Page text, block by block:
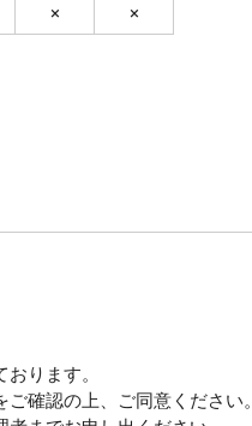
× ×
ります。
確認の上、ご同意ください。